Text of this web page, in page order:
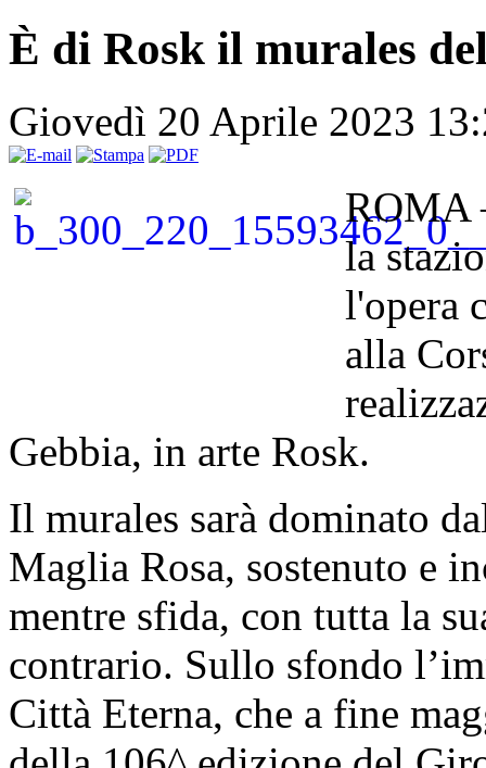
È di Rosk il murales
Giovedì 20 Aprile 2023
ROMA
la
l'opera
alla
Gebbia, in arte Rosk.
Il murales sarà dominato
Maglia Rosa, sostenuto e
mentre sfida, con tutta la
contrario. Sullo sfondo
Città Eterna, che a fine